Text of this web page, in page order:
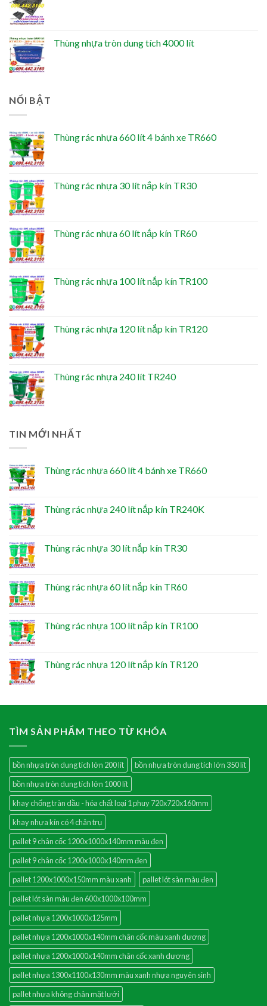
Thùng nhựa tròn dung tích 4000 lít
NỔI BẬT
Thùng rác nhựa 660 lít 4 bánh xe TR660
Thùng rác nhựa 30 lít nắp kín TR30
Thùng rác nhựa 60 lít nắp kín TR60
Thùng rác nhựa 100 lít nắp kín TR100
Thùng rác nhựa 120 lít nắp kín TR120
Thùng rác nhựa 240 lít TR240
TIN MỚI NHẤT
Thùng rác nhựa 660 lít 4 bánh xe TR660
Thùng rác nhựa 240 lít nắp kín TR240K
Thùng rác nhựa 30 lít nắp kín TR30
Thùng rác nhựa 60 lít nắp kín TR60
Thùng rác nhựa 100 lít nắp kín TR100
Thùng rác nhựa 120 lít nắp kín TR120
TÌM SẢN PHẨM THEO TỪ KHÓA
bồn nhựa tròn dung tích lớn 200 lít
bồn nhựa tròn dung tích lớn 350 lít
bồn nhựa tròn dung tích lớn 1000 lít
khay chống tràn dầu - hóa chất loại 1 phuy 720x720x160mm
khay nhựa kín có 4 chân trụ
pallet 9 chân cốc 1200x1000x140mm màu đen
pallet 9 chân cốc 1200x1000x140mm đen
pallet 1200x1000x150mm màu xanh
pallet lót sàn màu đen
pallet lót sàn màu đen 600x1000x100mm
pallet nhựa 1200x1000x125mm
pallet nhựa 1200x1000x140mm chân cốc màu xanh dương
pallet nhựa 1200x1000x140mm chân cốc xanh dương
pallet nhựa 1300x1100x130mm màu xanh nhựa nguyên sinh
pallet nhựa không chân mặt lưới